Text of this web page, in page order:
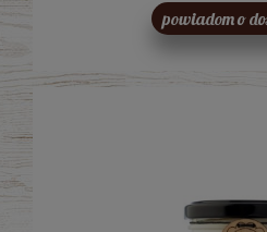
powiadom o